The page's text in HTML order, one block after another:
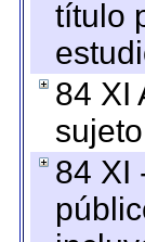
título
84 XI
84 XI